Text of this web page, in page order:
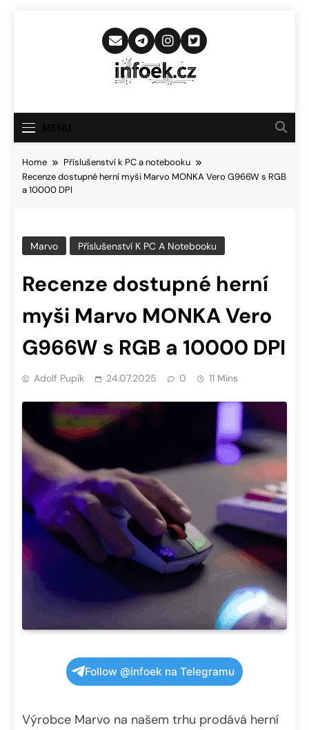
Infoek.cz
Novinkám
Home
Příslušenství k PC a notebooku
Recenze dostupné herní myši Marvo MONKA Vero G966W s RGB
a 10000 DPI
Marvo Příslušenství K PC A Notebooku
Recenze dostupné herní
myši Marvo MONKA Vero
G966W s RGB a 10000 DPI
Adolf Pupík 24.07.2025 0 11 Mins
Follow @infoek na Telegramu
Výrobce Marvo na našem trhu prodává herní